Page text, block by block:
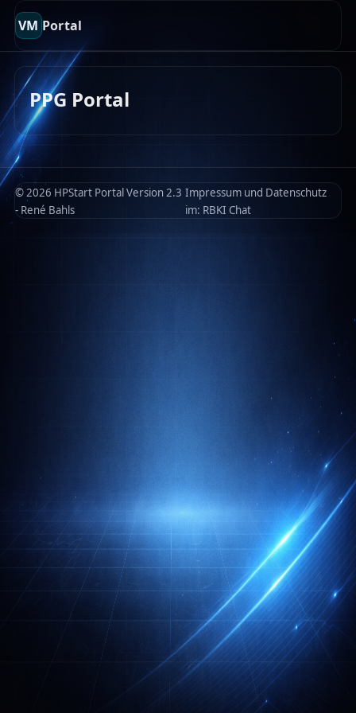
VM Portal
PPG Portal
© 2026 HPStart Portal Version 2.3
- René Bahls
Impressum und Datenschutz
im: RBKI Chat